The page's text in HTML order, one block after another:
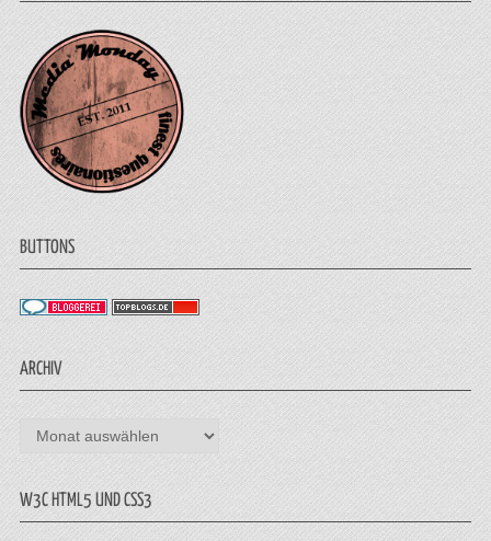
BUTTONS
ARCHIV
Archiv
W3C HTML5 UND CSS3